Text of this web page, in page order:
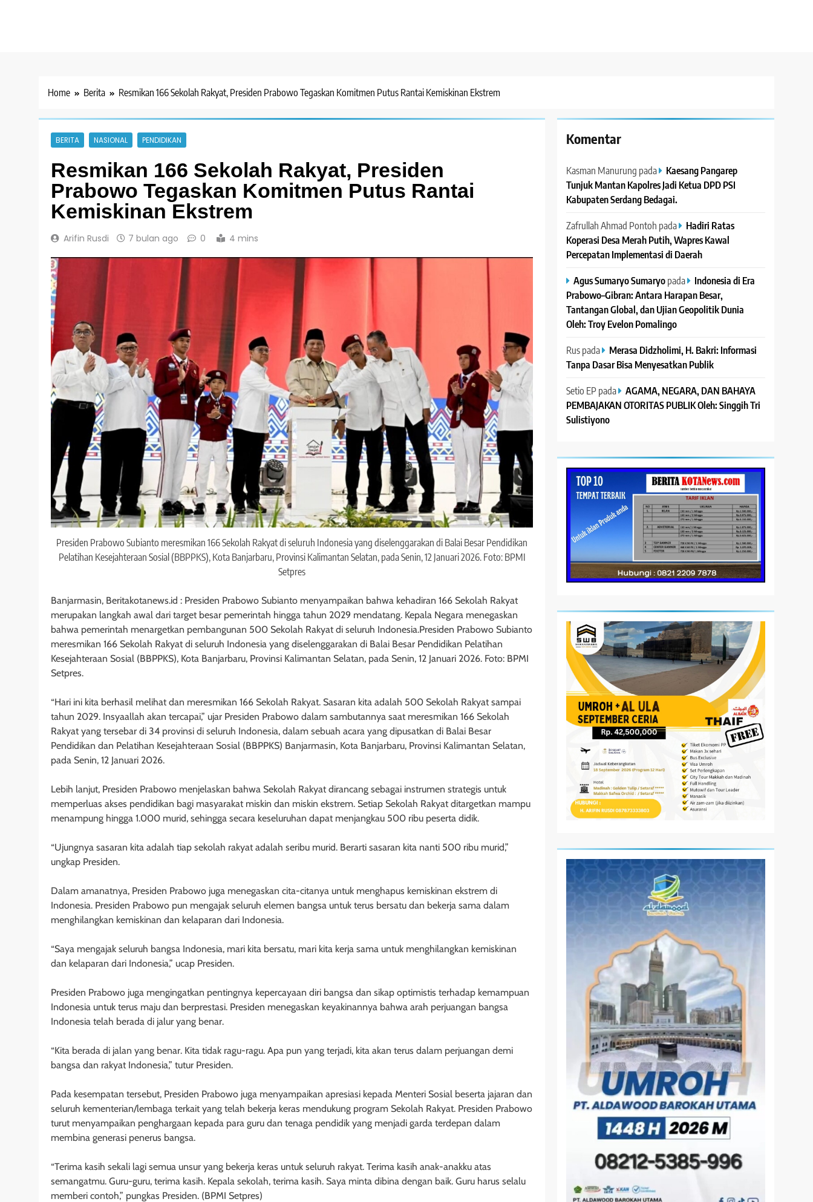
Home Berita Resmikan 166 Sekolah Rakyat, Presiden Prabowo Tegaskan Komitmen Putus Rantai Kemiskinan Ekstrem
BERITA NASIONAL PENDIDIKAN
Resmikan 166 Sekolah Rakyat, Presiden
Prabowo Tegaskan Komitmen Putus Rantai
Kemiskinan Ekstrem
Arifin Rusdi 7 bulan ago 0 4 mins
Presiden Prabowo Subianto meresmikan 166 Sekolah Rakyat di seluruh Indonesia yang diselenggarakan di Balai Besar Pendidikan
Pelatihan Kesejahteraan Sosial (BBPPKS), Kota Banjarbaru, Provinsi Kalimantan Selatan, pada Senin, 12 Januari 2026. Foto: BPMI
Setpres
Banjarmasin, Beritakotanews.id : Presiden Prabowo Subianto menyampaikan bahwa kehadiran 166 Sekolah Rakyat
merupakan langkah awal dari target besar pemerintah hingga tahun 2029 mendatang. Kepala Negara menegaskan
bahwa pemerintah menargetkan pembangunan 500 Sekolah Rakyat di seluruh Indonesia.Presiden Prabowo Subianto
meresmikan 166 Sekolah Rakyat di seluruh Indonesia yang diselenggarakan di Balai Besar Pendidikan Pelatihan
Kesejahteraan Sosial (BBPPKS), Kota Banjarbaru, Provinsi Kalimantan Selatan, pada Senin, 12 Januari 2026. Foto: BPMI
Setpres.
“Hari ini kita berhasil melihat dan meresmikan 166 Sekolah Rakyat. Sasaran kita adalah 500 Sekolah Rakyat sampai
tahun 2029. Insyaallah akan tercapai,” ujar Presiden Prabowo dalam sambutannya saat meresmikan 166 Sekolah
Rakyat yang tersebar di 34 provinsi di seluruh Indonesia, dalam sebuah acara yang dipusatkan di Balai Besar
Pendidikan dan Pelatihan Kesejahteraan Sosial (BBPPKS) Banjarmasin, Kota Banjarbaru, Provinsi Kalimantan Selatan,
pada Senin, 12 Januari 2026.
Lebih lanjut, Presiden Prabowo menjelaskan bahwa Sekolah Rakyat dirancang sebagai instrumen strategis untuk
memperluas akses pendidikan bagi masyarakat miskin dan miskin ekstrem. Setiap Sekolah Rakyat ditargetkan mampu
menampung hingga 1.000 murid, sehingga secara keseluruhan dapat menjangkau 500 ribu peserta didik.
“Ujungnya sasaran kita adalah tiap sekolah rakyat adalah seribu murid. Berarti sasaran kita nanti 500 ribu murid,”
ungkap Presiden.
Dalam amanatnya, Presiden Prabowo juga menegaskan cita-citanya untuk menghapus kemiskinan ekstrem di
Indonesia. Presiden Prabowo pun mengajak seluruh elemen bangsa untuk terus bersatu dan bekerja sama dalam
menghilangkan kemiskinan dan kelaparan dari Indonesia.
“Saya mengajak seluruh bangsa Indonesia, mari kita bersatu, mari kita kerja sama untuk menghilangkan kemiskinan
dan kelaparan dari Indonesia,” ucap Presiden.
Presiden Prabowo juga mengingatkan pentingnya kepercayaan diri bangsa dan sikap optimistis terhadap kemampuan
Indonesia untuk terus maju dan berprestasi. Presiden menegaskan keyakinannya bahwa arah perjuangan bangsa
Indonesia telah berada di jalur yang benar.
“Kita berada di jalan yang benar. Kita tidak ragu-ragu. Apa pun yang terjadi, kita akan terus dalam perjuangan demi
bangsa dan rakyat Indonesia,” tutur Presiden.
Pada kesempatan tersebut, Presiden Prabowo juga menyampaikan apresiasi kepada Menteri Sosial beserta jajaran dan
seluruh kementerian/lembaga terkait yang telah bekerja keras mendukung program Sekolah Rakyat. Presiden Prabowo
turut menyampaikan penghargaan kepada para guru dan tenaga pendidik yang menjadi garda terdepan dalam
membina generasi penerus bangsa.
“Terima kasih sekali lagi semua unsur yang bekerja keras untuk seluruh rakyat. Terima kasih anak-anakku atas
semangatmu. Guru-guru, terima kasih. Kepala sekolah, terima kasih. Saya minta dibina dengan baik. Guru harus selalu
memberi contoh,” pungkas Presiden. (BPMI Setpres)
Komentar
Kasman Manurung pada
Kaesang Pangarep
Tunjuk Mantan Kapolres Jadi Ketua DPD PSI
Kabupaten Serdang Bedagai. ‎ ‎
Zafrullah Ahmad Pontoh pada
Hadiri Ratas
Koperasi Desa Merah Putih, Wapres Kawal
Percepatan Implementasi di Daerah
Agus Sumaryo Sumaryopada
Indonesia di Era
Prabowo–Gibran: Antara Harapan Besar,
Tantangan Global, dan Ujian Geopolitik Dunia
Oleh: Troy Evelon Pomalingo
Ruspada
Merasa Didzholimi, H. Bakri: Informasi
Tanpa Dasar Bisa Menyesatkan Publik
Setio EP pada AGAMA, NEGARA, DAN BAHAYA
PEMBAJAKAN OTORITAS PUBLIK Oleh: Singgih Tri
Sulistiyono